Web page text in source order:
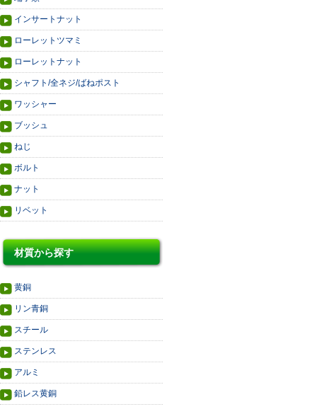
インサートナット
ローレットツマミ
ローレットナット
シャフト/全ネジ/ばねポスト
ワッシャー
ブッシュ
ねじ
ボルト
ナット
リベット
材質から探す
黄銅
リン青銅
スチール
ステンレス
アルミ
鉛レス黄銅